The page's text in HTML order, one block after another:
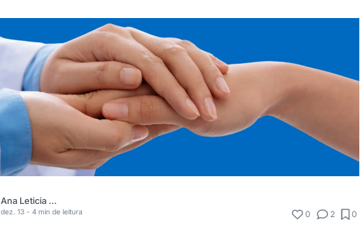
Ana Leticia Boeno
dez. 13 - 4 min de leitura 0 2 0